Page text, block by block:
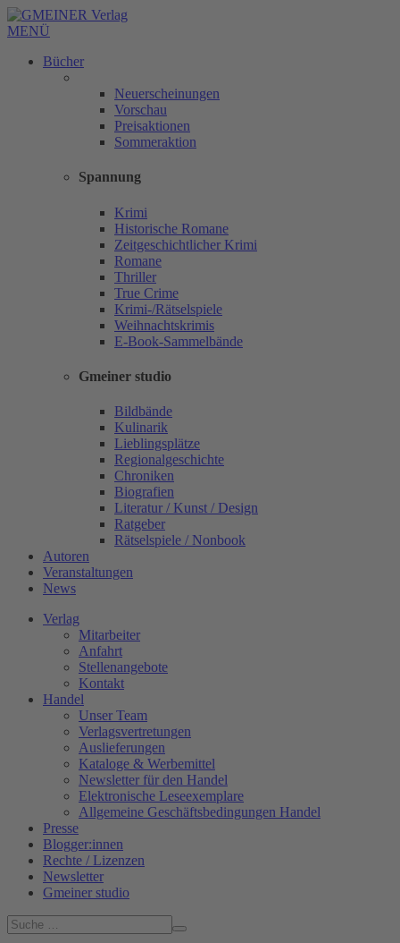
MENÜ
Bücher
Neuerscheinungen
Vorschau
Preisaktionen
Sommeraktion
Spannung
Krimi
Historische Romane
Zeitgeschichtlicher Krimi
Romane
Thriller
True Crime
Krimi-/Rätselspiele
Weihnachtskrimis
E-Book-Sammelbände
Gmeiner studio
Bildbände
Kulinarik
Lieblingsplätze
Regionalgeschichte
Chroniken
Biografien
Literatur / Kunst / Design
Ratgeber
Rätselspiele / Nonbook
Autoren
Veranstaltungen
News
Verlag
Mitarbeiter
Anfahrt
Stellenangebote
Kontakt
Handel
Unser Team
Verlagsvertretungen
Auslieferungen
Kataloge & Werbemittel
Newsletter für den Handel
Elektronische Leseexemplare
Allgemeine Geschäftsbedingungen Handel
Presse
Blogger:innen
Rechte / Lizenzen
Newsletter
Gmeiner studio